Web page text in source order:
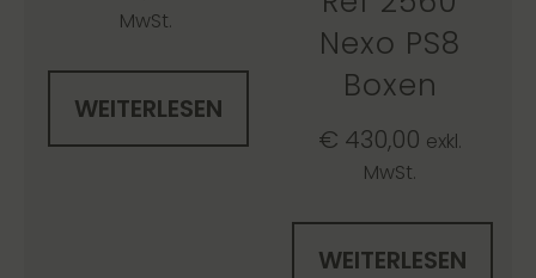
MwSt.
WEITERLESEN
Nexo PS8
Boxen
€ 430,00 exkl.
MwSt.
WEITERLESEN